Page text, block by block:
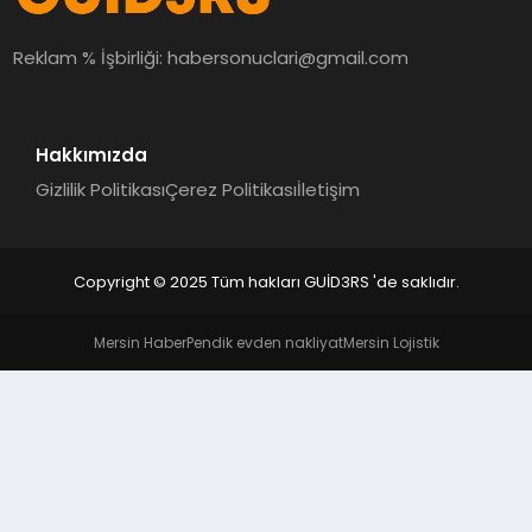
MAGAZIN
Reklam % İşbirliği:habersonuclari@gmail.com
Hakkımızda
Gizlilik PolitikasıÇerez Politikasıİletişim
Copyright © 2025 Tüm hakları GUİD3RS 'de saklıdır.
Mersin HaberPendik evden nakliyatMersin Lojistik